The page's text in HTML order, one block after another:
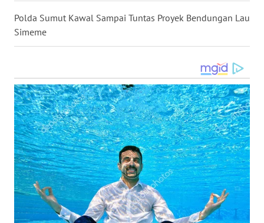
Polda Sumut Kawal Sampai Tuntas Proyek Bendungan Lau
Simeme
WN
LANGKAT
SELATAN
WN
TANJUNG
LESUNG
WN
KARO
WN